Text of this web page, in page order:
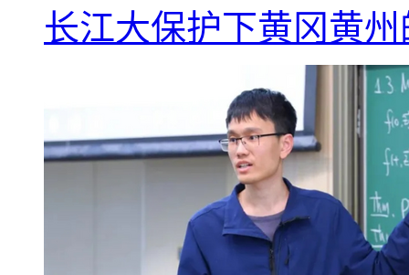
长江大保护下黄冈黄